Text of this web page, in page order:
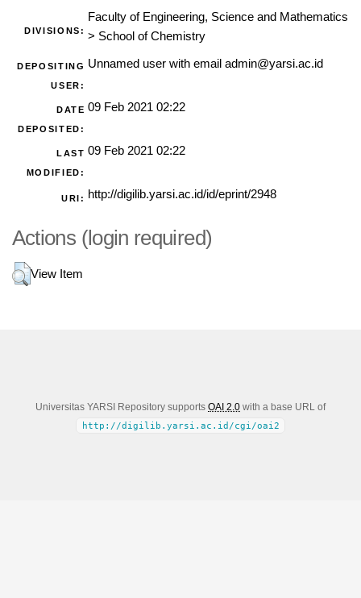
DIVISIONS:
Faculty of Engineering, Science and Mathematics
> School of Chemistry
DEPOSITING
USER:
Unnamed user with email admin@yarsi.ac.id
DATE
DEPOSITED:
09 Feb 2021 02:22
LAST
MODIFIED:
09 Feb 2021 02:22
URI: http://digilib.yarsi.ac.id/id/eprint/2948
Actions (login required)
View Item
Universitas YARSI Repository supports OAI 2.0 with a base URL of
http://digilib.yarsi.ac.id/cgi/oai2